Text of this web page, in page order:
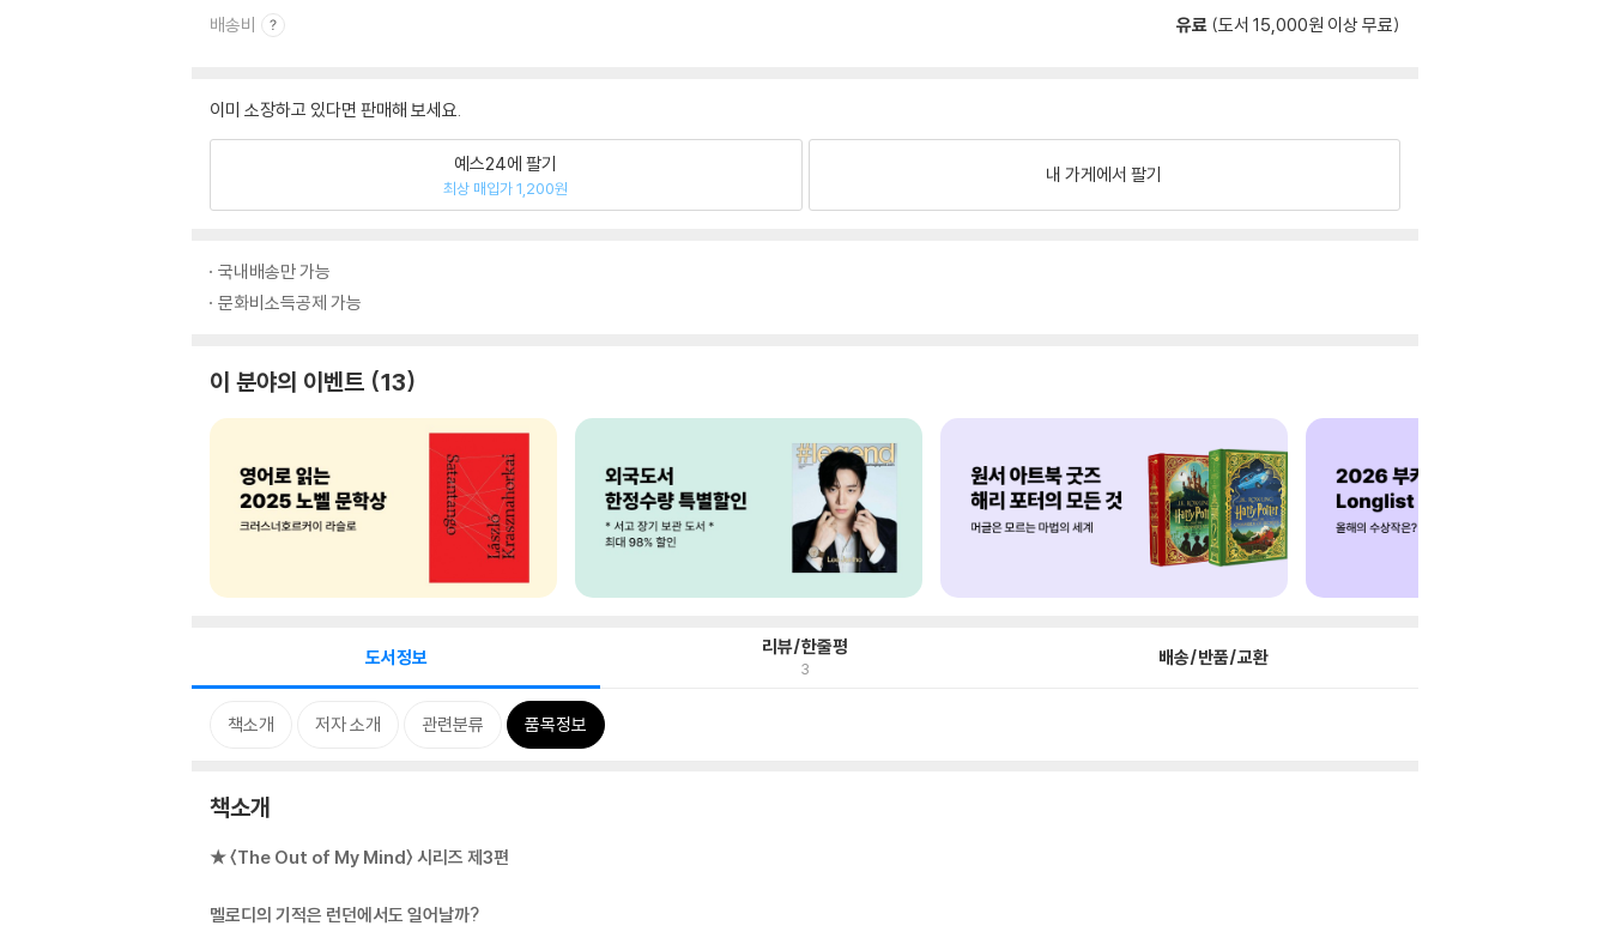
배송비 유료 (도서 15,000원 이상 무료)
이미 소장하고 있다면 판매해 보세요.
예스24에 팔기
최상 매입가 1,200원
내 가게에서 팔기
국내배송만 가능
문화비소득공제 가능
이 분야의 이벤트 13
도서정보 리뷰/한줄평
3 배송/반품/교환
책소개 저자 소개 관련분류 품목정보
책소개
★ 〈The Out of My Mind〉 시리즈 제3편
멜로디의 기적은 런던에서도 일어날까?